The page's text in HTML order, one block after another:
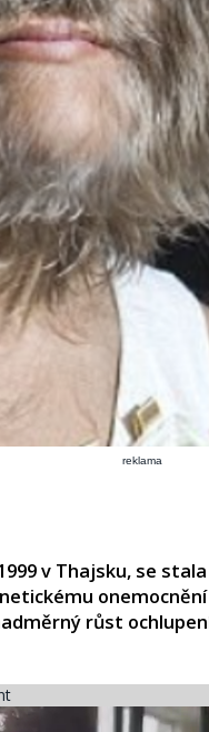
reklama
v Thajsku, se
růst